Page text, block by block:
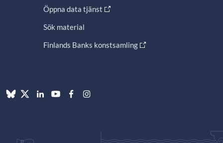
Öppna data tjänst
Sök material
Finlands Banks konstsamling